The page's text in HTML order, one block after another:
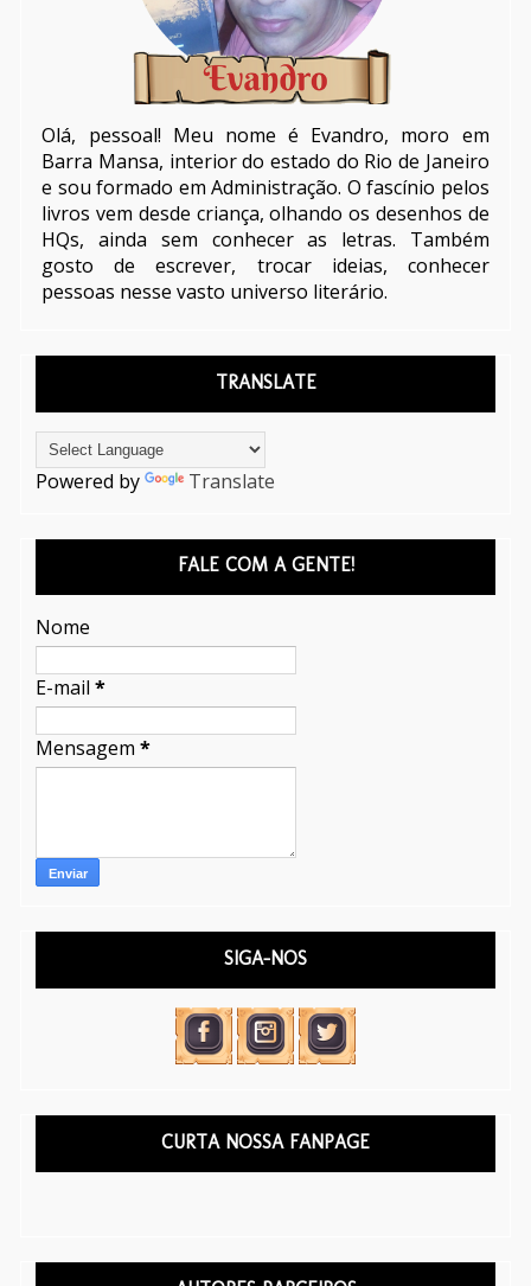
Olá, pessoal! Meu nome é Evandro, moro em
Barra Mansa, interior do estado do Rio de Janeiro
e sou formado em Administração. O fascínio pelos
livros vem desde criança, olhando os desenhos de
HQs, ainda sem conhecer as letras. Também
gosto de escrever, trocar ideias, conhecer
pessoas nesse vasto universo literário.
TRANSLATE
Powered by Translate
FALE COM A GENTE!
Nome
E-mail*
Mensagem*
SIGA-NOS
CURTA NOSSA FANPAGE